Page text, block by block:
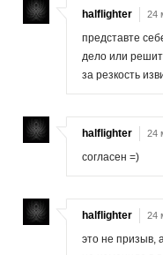
halflighter 24
представте
дело или
за резкость
halflighter 24
согласен =)
halflighter 24
это не призыв,